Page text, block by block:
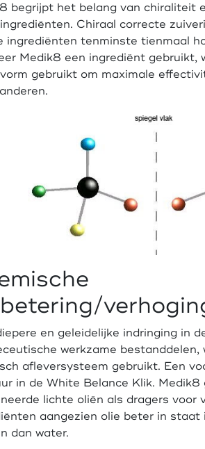
begrijpt het belang van chiraliteit
Chiraal correcte
ingrediënten tenminste tienmaal
Medik8 een ingrediënt gebruikt,
gebruikt om maximale
en geleidelijke indringing in
werkzame bestanddelen,
afleversysteem gebruikt. Een
in de White Belance Klik. Medik8
lichte oliën als dragers voor
aangezien olie beter in staat
dan water.